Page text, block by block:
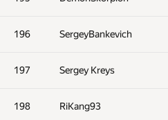
196 SergeyBankevich
197 Sergey Kreys
198 RiKang93
161 Ziki Soy
162 skyvn97
163 LichSandroLives